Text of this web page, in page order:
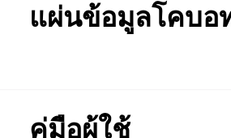
แผ่นข้อมูลโคบอ
คู่มือผู้ใช้